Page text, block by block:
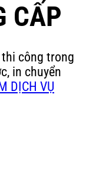
CẤP
thi công trong
in chuyển
DỊCH VỤ